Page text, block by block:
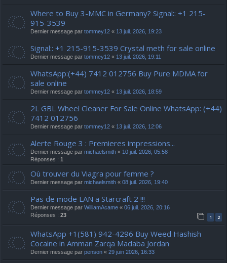
Where to Buy 3-MMC in Germany? Signal:: +1 215-
915-3539
Dernier message par tommey12 « 13 juil. 2026, 19:23
Signal:: +1 215-915-3539 Crystal meth for sale online
Dernier message par tommey12 « 13 juil. 2026, 19:11
WhatsApp:(+44) 7412 012756 Buy Pure MDMA for
sale online
Dernier message par tommey12 « 13 juil. 2026, 18:59
2L GBL Wheel Cleaner For Sale Online WhatsApp: (+44)
7412 012756
Dernier message par tommey12 « 13 juil. 2026, 12:06
Alerte Rouge 3 : Premieres impressions...
Dernier message par michaelsmith « 10 juil. 2026, 05:58
Réponses : 1
Où trouver du Viagra pour femme ?
Dernier message par michaelsmith « 08 juil. 2026, 19:40
Pas de mode LAN a Starcraft 2 !!!
Dernier message par WilliamAcame « 06 juil. 2026, 20:16
Réponses : 23 1 2
WhatsApp +1(581) 942-4296 Buy Weed Hashish
Cocaine in Amman Zarqa Madaba Jordan
Dernier message par penson « 29 juin 2026, 16:33